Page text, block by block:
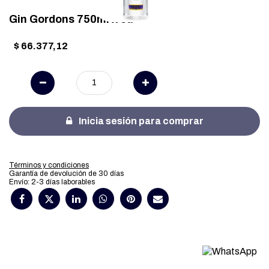
Gin Gordons 750ml x 6u
$ 66.377,12
Inicia sesión para comprar
Términos y condiciones
Garantía de devolución de 30 días
Envío: 2-3 días laborables